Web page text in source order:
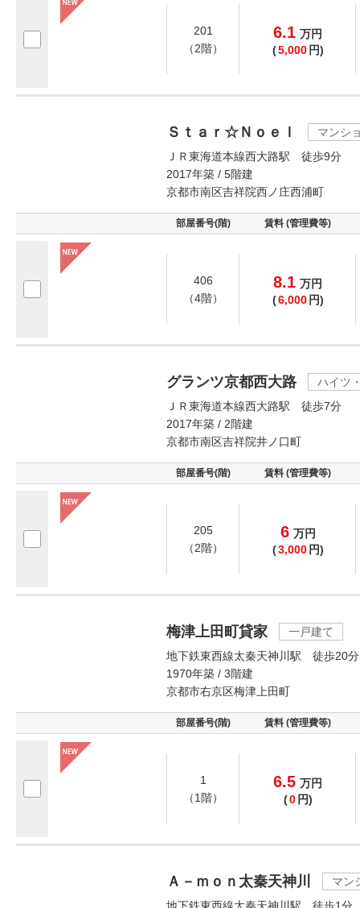
201
（2階）
6.1 万円
(5,000 円)
Ｓｔａｒ☆Ｎｏｅｌ
マンシ
ＪＲ東海道本線西大路駅 徒歩9分
2017年築 / 5階建
京都市南区吉祥院西ノ庄西浦町
部屋番号(階) 賃料 (管理費等)
406
（4階）
8.1 万円
(6,000 円)
グランツ京都西大路
ハイツ
ＪＲ東海道本線西大路駅 徒歩7分
2017年築 / 2階建
京都市南区吉祥院井ノ口町
部屋番号(階) 賃料 (管理費等)
205
（2階）
6 万円
(3,000 円)
梅津上田町貸家
一戸建て
地下鉄東西線太秦天神川駅 徒歩20分
1970年築 / 3階建
京都市右京区梅津上田町
部屋番号(階) 賃料 (管理費等)
1
（1階）
6.5 万円
(0 円)
Ａ－ｍｏｎ太秦天神川
マン